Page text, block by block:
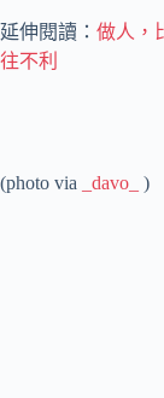
延伸閱讀： 做人，
往不利
(photo via _davo_ )